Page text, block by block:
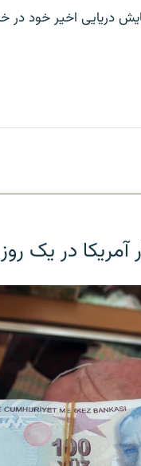
دریایی اخیر خود
روز ۱۸ درصد سقوط کرد